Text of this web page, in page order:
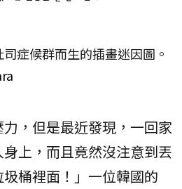
症候群而生的插畫迷因圖。
力，但是最近發現，一回家
上，而且竟然沒注意到丟
桶裡面！」一位韓國的